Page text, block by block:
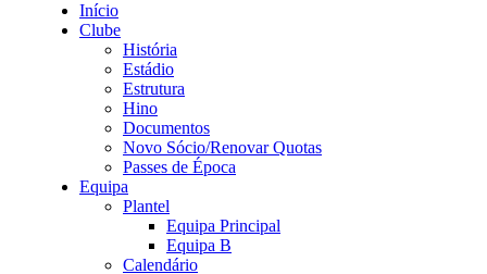
Início
Clube
História
Estádio
Estrutura
Hino
Documentos
Novo Sócio/Renovar Quotas
Passes de Época
Equipa
Plantel
Equipa Principal
Equipa B
Calendário